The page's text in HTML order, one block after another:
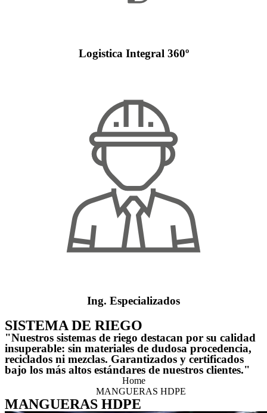
Logistica Integral 360º
Ing. Especializados
SISTEMA DE RIEGO
"Nuestros sistemas de riego destacan por su calidad
insuperable: sin materiales de dudosa procedencia,
reciclados ni mezclas. Garantizados y certificados
bajo los más altos estándares de nuestros clientes."
Home
MANGUERAS HDPE
MANGUERAS HDPE